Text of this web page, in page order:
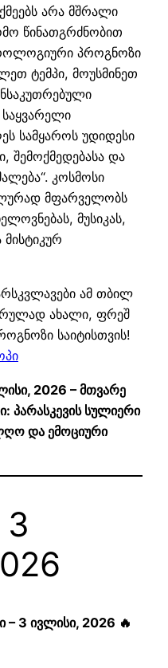
არა მშრალი
წინათგრძნობით
პროგნოზი
ტემპი, მოუსმინეთ
სამყაროს უდიდესი
შემოქმედებასა და
კოსმოსი
მფარველობს
მუსიკას,
ამ თბილ
სრულად ახალი, ფრეშ
საიტისთვის!
2026 – მთვარე
პარასკევის სულიერი
და ემოციური
3
– 3 ივლისი, 2026 🔥